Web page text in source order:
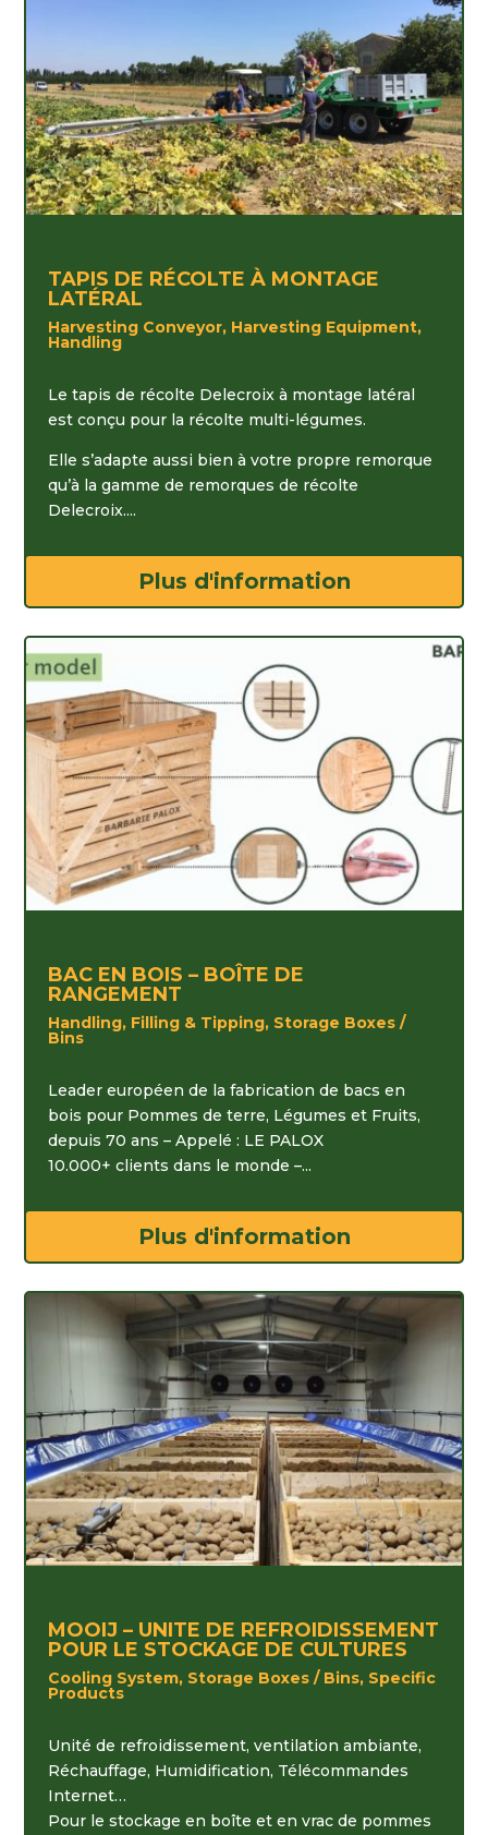
TAPIS DE RÉCOLTE À MONTAGE
LATÉRAL
Harvesting Conveyor, Harvesting Equipment,
Handling
Le tapis de récolte Delecroix à montage latéral
est conçu pour la récolte multi-légumes.
Elle s’adapte aussi bien à votre propre remorque
qu’à la gamme de remorques de récolte
Delecroix....
Plus d'information
BAC EN BOIS – BOÎTE DE
RANGEMENT
Handling, Filling & Tipping, Storage Boxes /
Bins
Leader européen de la fabrication de bacs en
bois pour Pommes de terre, Légumes et Fruits,
depuis 70 ans – Appelé : LE PALOX
10.000+ clients dans le monde –...
Plus d'information
MOOIJ – UNITE DE REFROIDISSEMENT
POUR LE STOCKAGE DE CULTURES
Cooling System, Storage Boxes / Bins, Specific
Products
Unité de refroidissement, ventilation ambiante,
Réchauffage, Humidification, Télécommandes
Internet…
Pour le stockage en boîte et en vrac de pommes